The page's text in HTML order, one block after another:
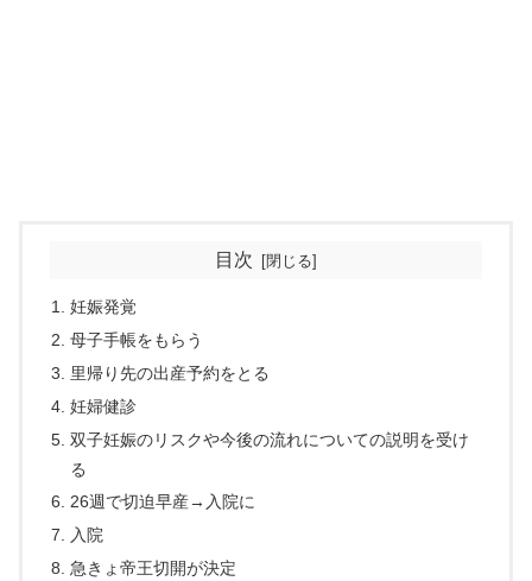
目次
妊娠発覚
母子手帳をもらう
里帰り先の出産予約をとる
妊婦健診
双子妊娠のリスクや今後の流れについての説明を受け
る
26週で切迫早産→入院に
入院
急きょ帝王切開が決定